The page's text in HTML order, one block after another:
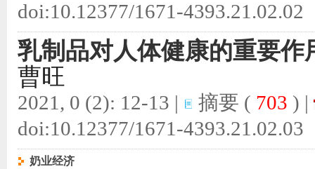
doi:10.12377/1671-4393.21.02.02
乳制品对人体健康的重要作
曹旺
2021, 0 (2): 12-13 | 摘要 ( 703 ) |
doi:10.12377/1671-4393.21.02.03
奶业经济